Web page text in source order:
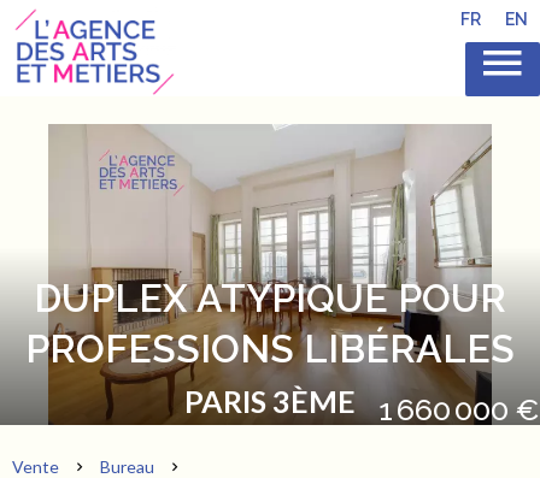
FR EN
DUPLEX ATYPIQUE POUR
PROFESSIONS LIBÉRALES
PARIS 3ÈME 1 660 000 €
Vente
Bureau